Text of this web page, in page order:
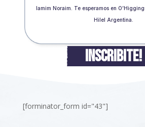
Iamim Noraim. Te esperamos en
Hilel Argentina.
INSCRIBITE!
[forminator_form id="43"]